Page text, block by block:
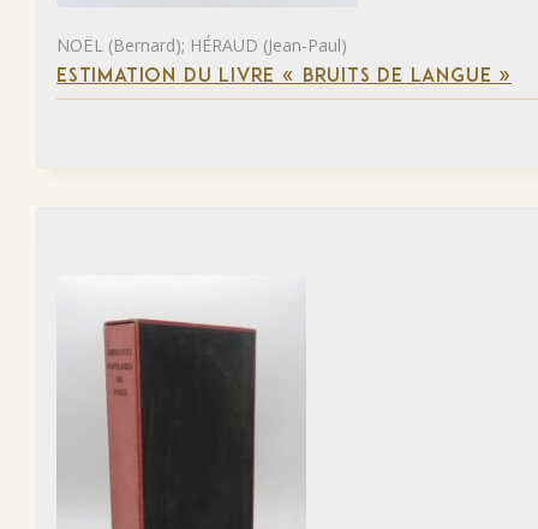
NOËL (Bernard); HÉRAUD (Jean-Paul)
ESTIMATION DU LIVRE « BRUITS DE LANGUE »